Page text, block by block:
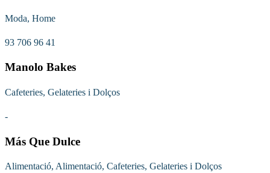
Moda, Home
93 706 96 41
Manolo Bakes
Cafeteries, Gelateries i Dolços
-
Más Que Dulce
Alimentació, Alimentació, Cafeteries, Gelateries i Dolços